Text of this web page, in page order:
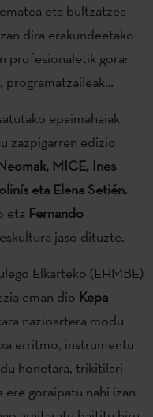
eta bultzatzea
dira erakundeetako
profesionaletik gora:
programatzaileak…
epaimahaiak
zazpigarren edizio
MICE, Ines
eta Elena Setién.
eta Fernando
jaso dituzte.
Elkarteko (EHMBE)
eman dio Kepa
nazioartera modu
erritmo, instrumentu
honetara, trikitilari
goraipatu nahi izan